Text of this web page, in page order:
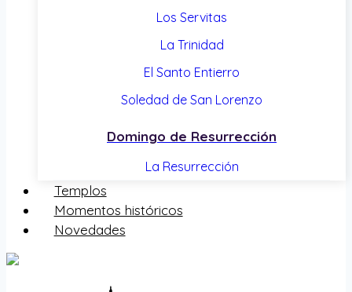
Los Servitas
La Trinidad
El Santo Entierro
Soledad de San Lorenzo
Domingo de Resurrección
La Resurrección
Templos
Momentos históricos
Novedades